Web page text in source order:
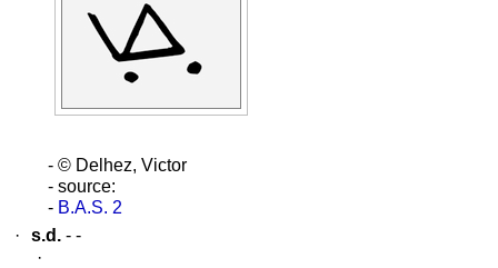
- © Delhez, Victor
- source:
- B.A.S. 2
·
s.d. - -
·